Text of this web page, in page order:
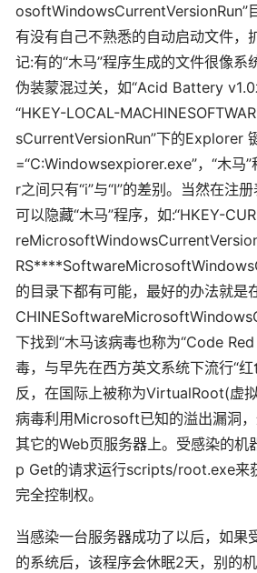
osoftWindowsCurrentVersionRun”
有没有自己不熟悉的自动启动文件，
记:有的“木马”程序生成的文件很像系
伪装蒙混过关，如“Acid Battery v1.0
“HKEY-LOCAL-
sCurrentVersionRun”下的Explorer
=“C:Windowsexpiorer.exe”，“木马
r之间只有“i”与“l”的差别。当然在注
可以隐藏“木马”程序，如:“HKEY-
的目录下都有可能，最好的办法就是
下找到“木马该病毒也称为“Code
毒，与早先在西方英文系统下流行“
反，在国际上被称为VirtualRoot(虚
病毒利用Microsoft已知的溢出漏洞
其它的Web页服务器上。受感染的机
p Get的请求运行scripts/root.exe来
完全控制权。
当感染一台服务器成功了以后，如果
的系统后，该程序会休眠2天，别的